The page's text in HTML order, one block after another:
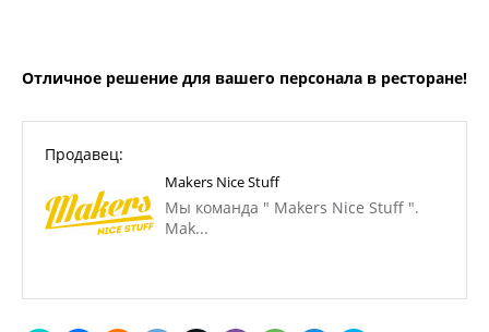
Отличное решение для вашего персонала в ресторане!
Продавец:
Makers Nice Stuff
Мы команда " Makers Nice Stuff ".
Mak...